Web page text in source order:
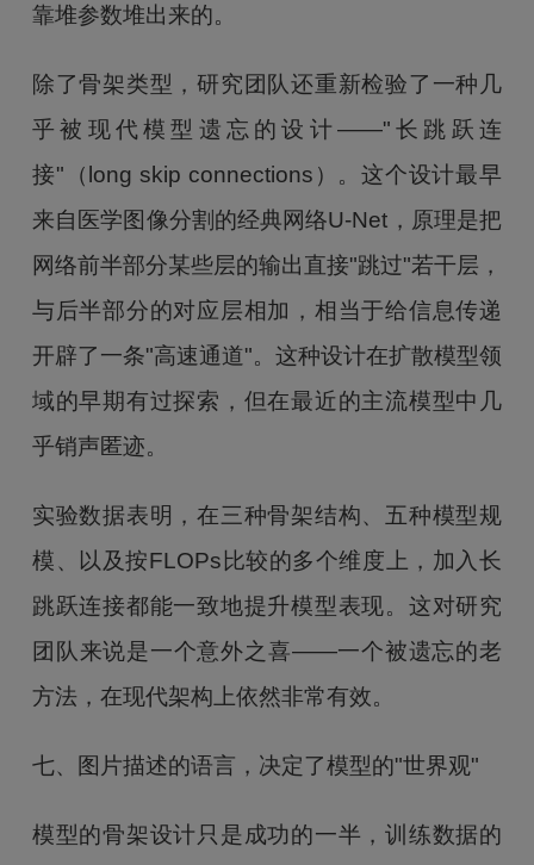
靠堆参数堆出来的。
除了骨架类型，研究团队还重新检验了一种几
乎被现代模型遗忘的设计——"长跳跃连
接"（long skip connections）。这个设计最早
来自医学图像分割的经典网络U-Net，原理是把
网络前半部分某些层的输出直接"跳过"若干层，
与后半部分的对应层相加，相当于给信息传递
开辟了一条"高速通道"。这种设计在扩散模型领
域的早期有过探索，但在最近的主流模型中几
乎销声匿迹。
实验数据表明，在三种骨架结构、五种模型规
模、以及按FLOPs比较的多个维度上，加入长
跳跃连接都能一致地提升模型表现。这对研究
团队来说是一个意外之喜——一个被遗忘的老
方法，在现代架构上依然非常有效。
七、图片描述的语言，决定了模型的"世界观"
模型的骨架设计只是成功的一半，训练数据的